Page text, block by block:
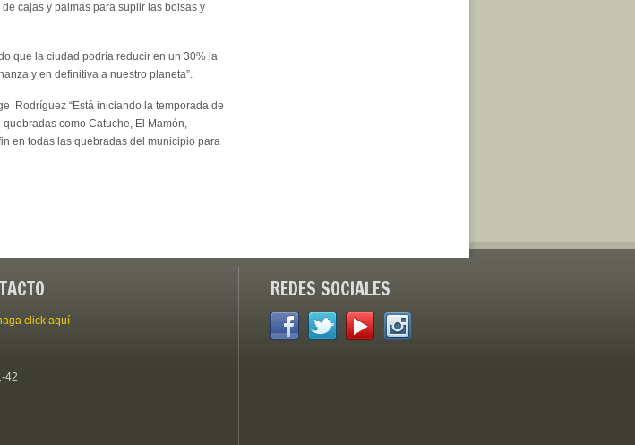
cajas y palmas para suplir las bolsas y
que la ciudad podría reducir en un 30% la
y en definitiva a nuestro planeta”.
Rodríguez “Está iniciando la temporada de
como Catuche, El Mamón,
en todas las quebradas del municipio para
click aquí
42
REDES SOCIALES